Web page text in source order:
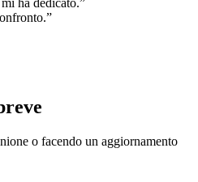
o facendo un aggiornamento